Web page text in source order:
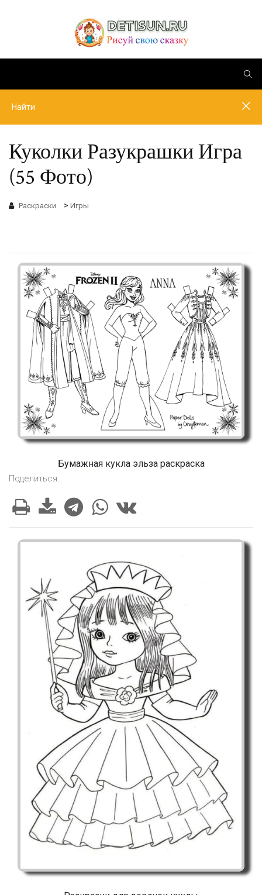
Куколки Разукрашки Игра
(55 Фото)
Раскраски > Игры
Бумажная кукла эльза раскраска
Поделиться: